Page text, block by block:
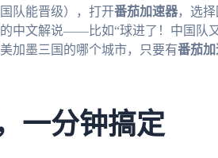
队能晋级），打开番茄加速器，选
中文解说——比如“球进了！中国队
加墨三国的哪个城市，只要有番茄
一分钟搞定